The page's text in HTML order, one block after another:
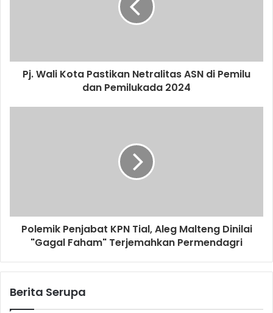
Pj. Wali Kota Pastikan Netralitas ASN di Pemilu
dan Pemilukada 2024
Polemik Penjabat KPN Tial, Aleg Malteng Dinilai
"Gagal Faham" Terjemahkan Permendagri
Berita Serupa